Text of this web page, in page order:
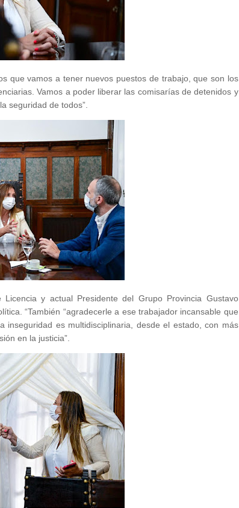
que vamos a tener nuevos puestos de trabajo, que son los
Vamos a poder liberar las comisarías de detenidos y
seguridad de todos”.
y actual Presidente del Grupo Provincia Gustavo
“También “agradecerle a ese trabajador incansable que
inseguridad es multidisciplinaria, desde el estado, con más
en la justicia”.